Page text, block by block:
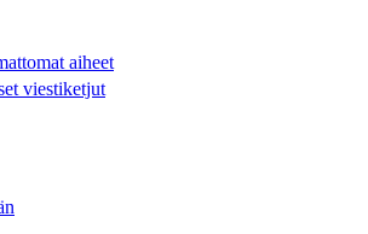
aiheet
viestiketjut